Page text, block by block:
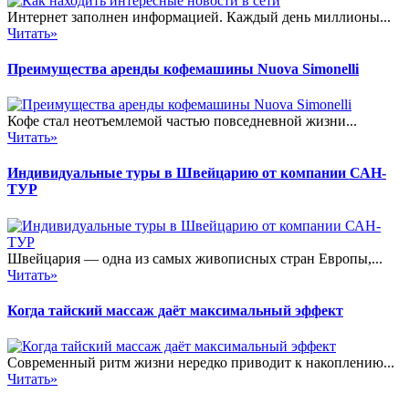
Интернет заполнен информацией. Каждый день миллионы...
Читать»
Преимущества аренды кофемашины Nuova Simonelli
Кофе стал неотъемлемой частью повседневной жизни...
Читать»
Индивидуальные туры в Швейцарию от компании САН-
ТУР
Швейцария — одна из самых живописных стран Европы,...
Читать»
Когда тайский массаж даёт максимальный эффект
Современный ритм жизни нередко приводит к накоплению...
Читать»